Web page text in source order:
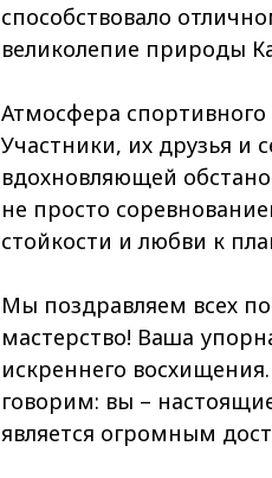
способствовало
великолепие природы
Атмосфера
Участники, их друзья и
вдохновляющей
не просто
стойкости и любви к
Мы поздравляем всех
мастерство! Ваша
искреннего
говорим: вы –
является огромным